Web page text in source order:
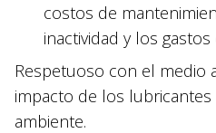
costos de
inactividad y los
Respetuoso con el medio
impacto de los
ambiente.